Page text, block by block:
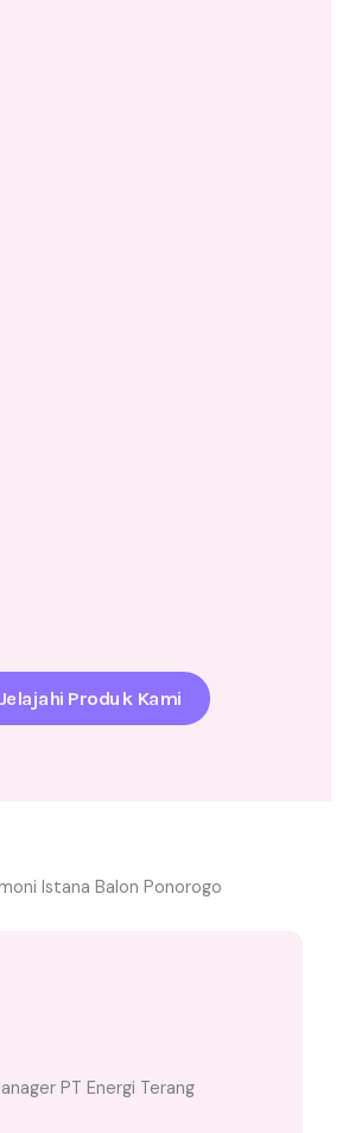
Jelajahi Produk Kami
Istana Balon Ponorogo
PT Energi Terang